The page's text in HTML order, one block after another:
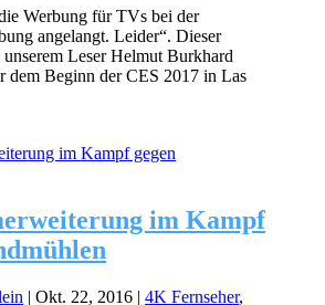
Werbung für TVs bei der
angelangt. Leider“. Dieser
Leser Helmut Burkhard
dem Beginn der CES 2017 in Las
im Kampf
|Okt. 22, 2016 |4K Fernseher,